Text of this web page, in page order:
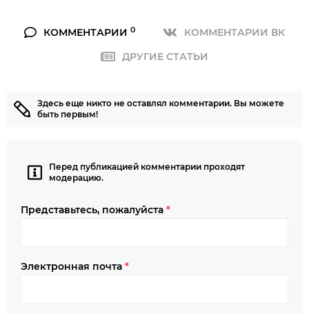
КОММЕНТАРИИ0
КОММЕНТАРИИ ВК
ДРУГИЕ СТАТЬИ
Здесь еще никто не оставлял комментарии. Вы можете
быть первым!
Перед публикацией комментарии проходят
модерацию.
Представьтесь, пожалуйста *
Электронная почта *